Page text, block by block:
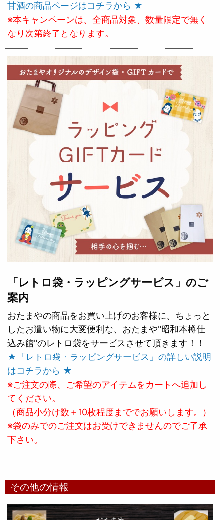
甘酒の商品ページはコチラから ★
※本キャンペーンは、全商品対象、数量限定で無く
なり次第終了となります。
「レトロ袋・ラッピングサービス」のご
案内
おたまやの商品をお買い上げのお客様に、ちょっと
したお遣い物に大変便利な、おたまや"昭和本樽仕
込み館"のレトロ袋をサービスさせて頂きます！！
★「レトロ袋・ラッピングサービス」の詳しい説明
はコチラから ★
※ご注文の際、ご希望のアイテムをカートへ追加し
てください。
（商品小分け数＋10枚程度まででお願いします。）
※袋のみでのご注文はお受けできませんのでご了承
下さい。
その他の情報